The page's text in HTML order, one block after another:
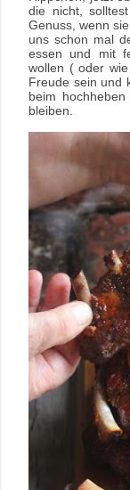
die nicht,
Genuss, wenn
uns schon mal
essen und mit
wollen ( oder
Freude sein und
beim
bleiben.